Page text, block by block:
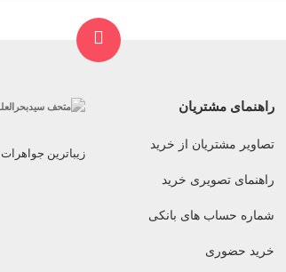
راهنمای مشتریان
تصاویر مشتریان از خرید
راهنمای تصویری خرید
شماره حساب های بانکی
خرید حضوری
زیباترین